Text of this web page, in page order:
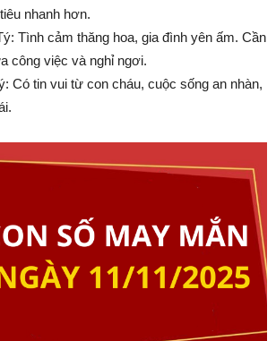
nhanh hơn.
Tình cảm thăng hoa, gia đình yên ấm. Cần
công việc và nghỉ ngơi.
Có tin vui từ con cháu, cuộc sống an nhàn,